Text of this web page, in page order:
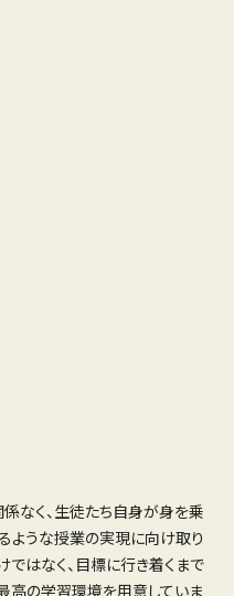
なく、生徒たち自身が身を乗
ような授業の実現に向け取り
ではなく、目標に行き着くまで
高の学習環境を用意していま